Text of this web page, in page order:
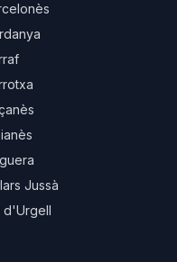
Jussà
d'Urgell